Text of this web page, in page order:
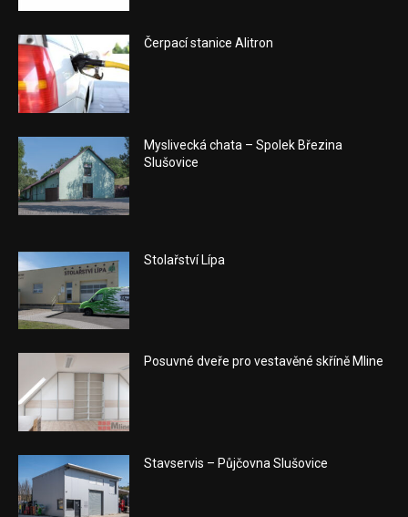
Čerpací stanice Alitron
Myslivecká chata – Spolek Březina
Slušovice
Stolařství Lípa
Posuvné dveře pro vestavěné skříně Mline
Stavservis – Půjčovna Slušovice